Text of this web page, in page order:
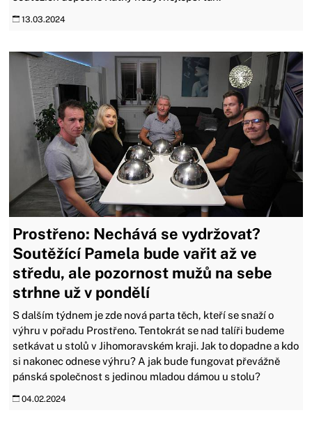
13.03.2024
Prostřeno: Nechává se vydržovat?
Soutěžící Pamela bude vařit až ve
středu, ale pozornost mužů na sebe
strhne už v pondělí
S dalším týdnem je zde nová parta těch, kteří se snaží o
výhru v pořadu Prostřeno. Tentokrát se nad talíři budeme
setkávat u stolů v Jihomoravském kraji. Jak to dopadne a kdo
si nakonec odnese výhru? A jak bude fungovat převážně
pánská společnost s jedinou mladou dámou u stolu?
04.02.2024